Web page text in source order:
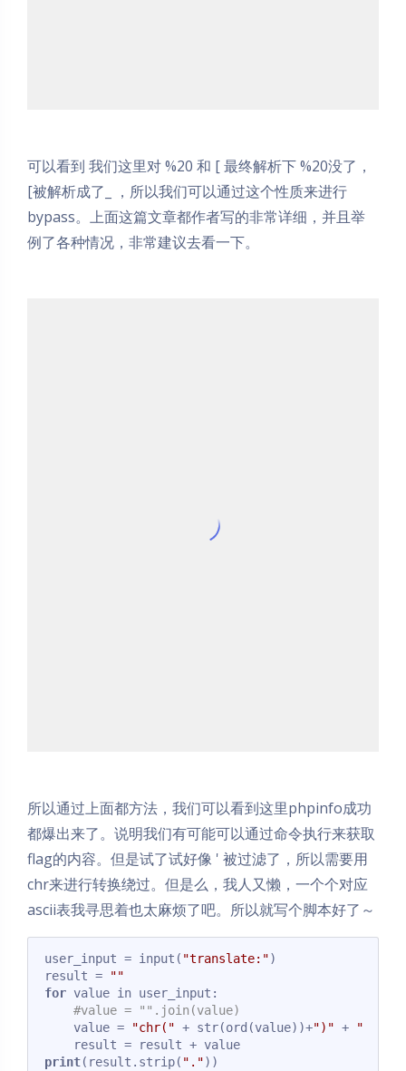
可以看到 我们这里对 %20 和 [ 最终解析下 %20没了，
[被解析成了_ ，所以我们可以通过这个性质来进行
bypass。上面这篇文章都作者写的非常详细，并且举
例了各种情况，非常建议去看一下。
所以通过上面都方法，我们可以看到这里phpinfo成功
都爆出来了。说明我们有可能可以通过命令执行来获取
flag的内容。但是试了试好像 ' 被过滤了，所以需要用
chr来进行转换绕过。但是么，我人又懒，一个个对应
ascii表我寻思着也太麻烦了吧。所以就写个脚本好了～
user_input = input( "translate:")
result =
""
for value in user_input:
#value = "".join(value)
    value =
"chr(" + str(ord(value))+")" +
"."
print(result.strip( "."))